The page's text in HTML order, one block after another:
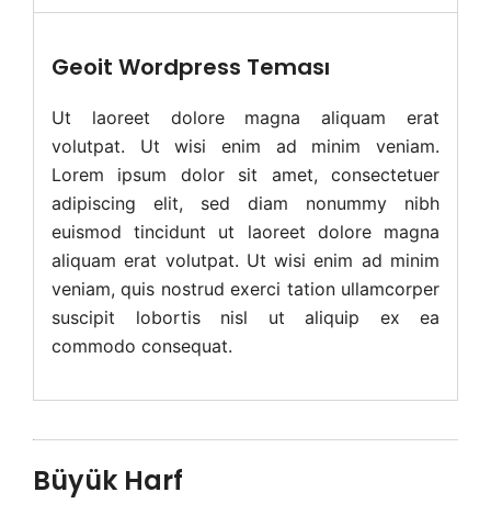
Geoit Wordpress Teması
Ut laoreet dolore magna aliquam erat
volutpat. Ut wisi enim ad minim veniam.
Lorem ipsum dolor sit amet, consectetuer
adipiscing elit, sed diam nonummy nibh
euismod tincidunt ut laoreet dolore magna
aliquam erat volutpat. Ut wisi enim ad minim
veniam, quis nostrud exerci tation ullamcorper
suscipit lobortis nisl ut aliquip ex ea
commodo consequat.
Büyük Harf